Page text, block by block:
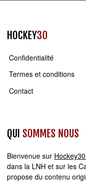
HOCKEY30
Confidentialité
Termes et conditions
Contact
QUI SOMMES NOUS
Bienvenue sur
dans la LNH et sur les
propose du contenu